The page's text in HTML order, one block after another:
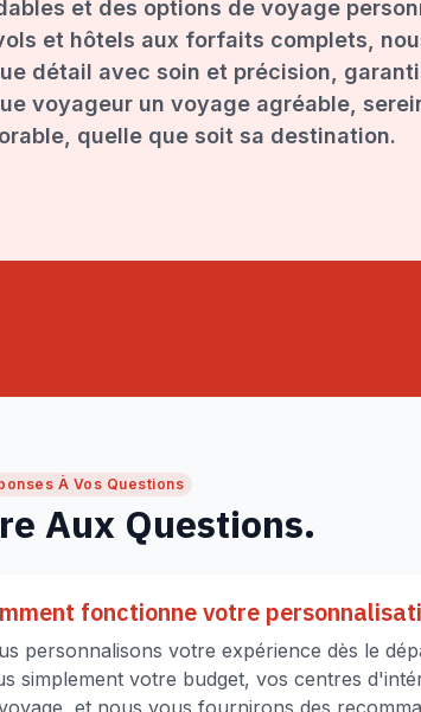
et des options de voyage
et hôtels aux forfaits complets,
détail avec soin et précision,
voyageur un voyage agréable,
quelle que soit sa destination.
À Vos Questions
Aux Questions.
fonctionne votre
personnalisons votre expérience dès le
simplement votre budget, vos centres
et nous vous fournirons des